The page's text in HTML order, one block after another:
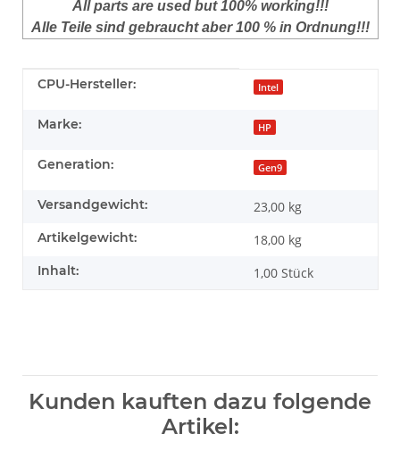
All parts are used but 100% working!!!
Alle Teile sind gebraucht aber 100 % in Ordnung!!!
Produkteigenschaft
Wert
CPU-Hersteller: Intel
Marke: HP
Generation: Gen9
Versandgewicht: 23,00 kg
Artikelgewicht: 18,00 kg
Inhalt: 1,00 Stück
Kunden kauften dazu folgende
Artikel: